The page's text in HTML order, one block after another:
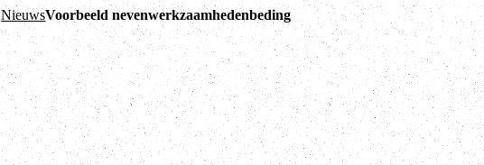
NieuwsVoorbeeld nevenwerkzaamhedenbeding